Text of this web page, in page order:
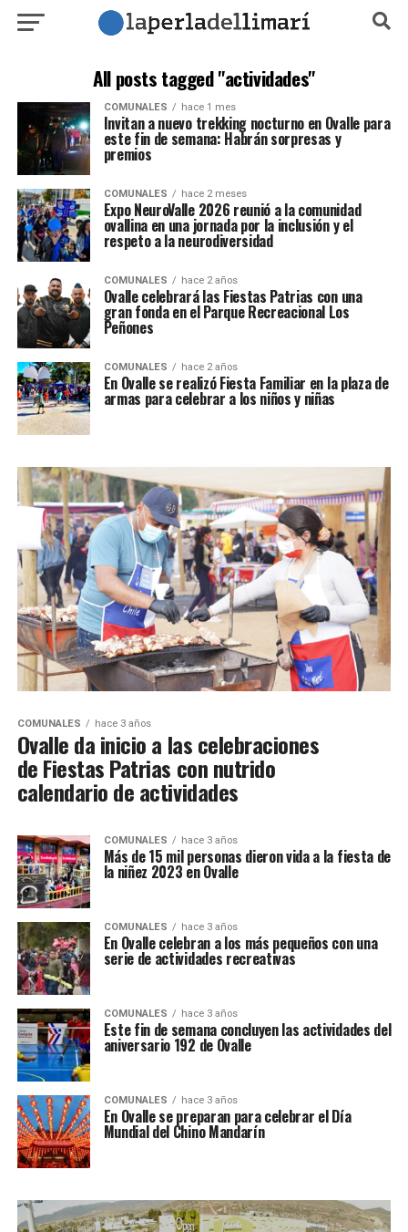
All posts tagged "actividades"
COMUNALES hace 1 mes
Invitan a nuevo trekking nocturno en Ovalle para
este fin de semana: Habrán sorpresas y
premios
COMUNALES hace 2 meses
Expo NeuroValle 2026 reunió a la comunidad
ovallina en una jornada por la inclusión y el
respeto a la neurodiversidad
COMUNALES hace 2 años
Ovalle celebrará las Fiestas Patrias con una
gran fonda en el Parque Recreacional Los
Peñones
COMUNALES hace 2 años
En Ovalle se realizó Fiesta Familiar en la plaza de
armas para celebrar a los niños y niñas
COMUNALES hace 3 años
Ovalle da inicio a las celebraciones
de Fiestas Patrias con nutrido
calendario de actividades
COMUNALES hace 3 años
Más de 15 mil personas dieron vida a la fiesta de
la niñez 2023 en Ovalle
COMUNALES hace 3 años
En Ovalle celebran a los más pequeños con una
serie de actividades recreativas
COMUNALES hace 3 años
Este fin de semana concluyen las actividades del
aniversario 192 de Ovalle
COMUNALES hace 3 años
En Ovalle se preparan para celebrar el Día
Mundial del Chino Mandarín